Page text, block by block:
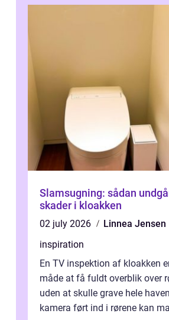
Slamsugning: sådan
skader i kloakken
02 july 2026
Linnea Jensen
inspiration
En TV inspektion af kloakken
måde at få fuldt overblik over
uden at skulle grave hele
kamera ført ind i rørene kan